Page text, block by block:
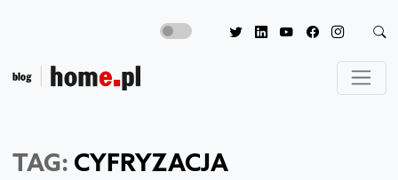
TAG: CYFRYZACJA